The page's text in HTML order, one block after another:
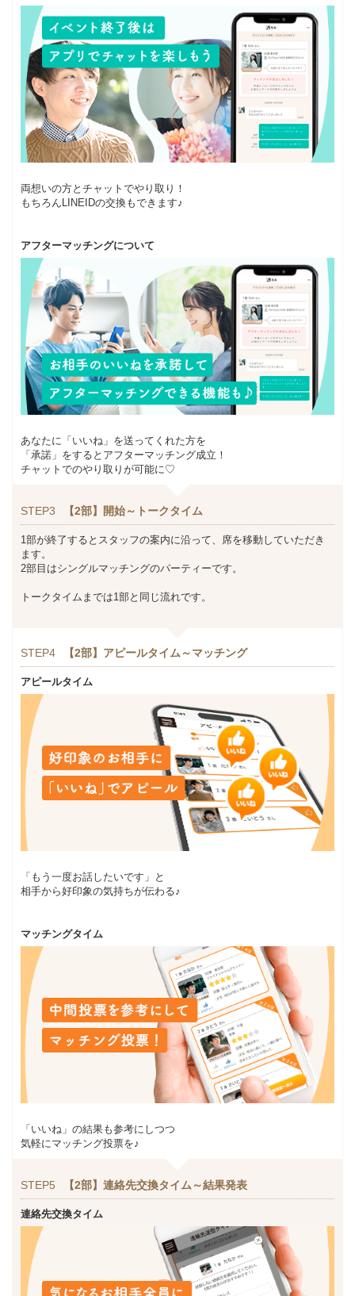
両想いの方とチャットでやり取り！
もちろんLINEIDの交換もできます♪
アフターマッチングについて
あなたに「いいね」を送ってくれた方を
「承諾」をするとアフターマッチング成立！
チャットでのやり取りが可能に♡
STEP3 【2部】開始～トークタイム
1部が終了するとスタッフの案内に沿って、席を移動していただき
ます。
2部目はシングルマッチングのパーティーです。
トークタイムまでは1部と同じ流れです。
STEP4 【2部】アピールタイム～マッチング
アピールタイム
「もう一度お話したいです」と
相手から好印象の気持ちが伝わる♪
マッチングタイム
「いいね」の結果も参考にしつつ
気軽にマッチング投票を♪
STEP5 【2部】連絡先交換タイム～結果発表
連絡先交換タイム